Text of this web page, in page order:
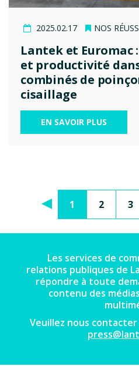
2025.02.17 NOS
Lantek et Euromac
et productivité
combinés de
cisaillage
EN SAVOIR PLUS
1 2 3
Les services de
relations publiques de
répondre à toute
contenu des
Veuillez nous